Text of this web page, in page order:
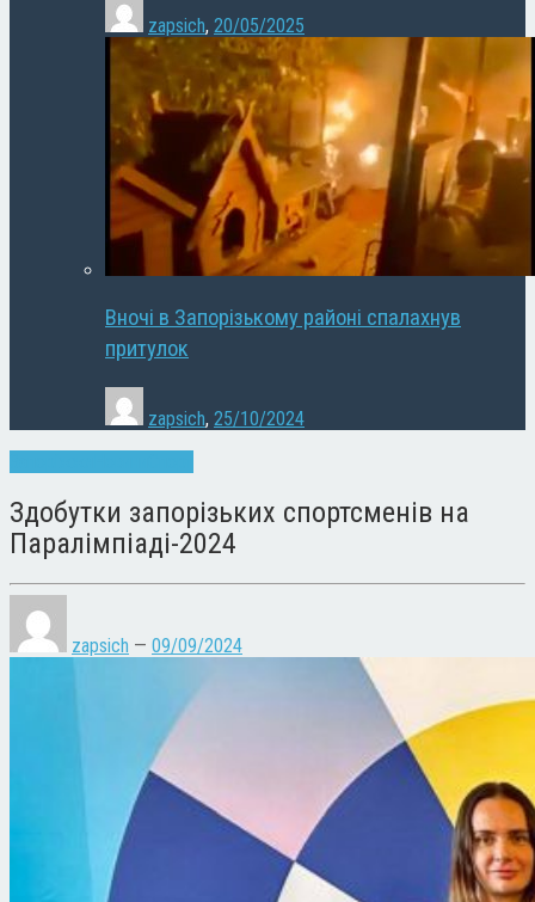
zapsich, 20/05/2025
Вночі в Запорізькому районі спалахнув
притулок
zapsich, 25/10/2024
Здобутки запорізьких спортсменів на
Паралімпіаді-2024
zapsich — 09/09/2024